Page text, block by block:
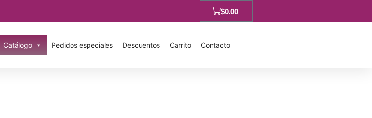
$0.00
Catálogo Pedidos especiales Descuentos Carrito Contacto